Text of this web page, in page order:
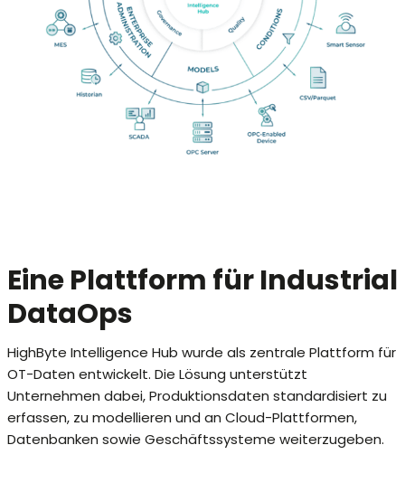
Eine Plattform für Industrial
DataOps
HighByte Intelligence Hub wurde als zentrale Plattform für
OT-Daten entwickelt. Die Lösung unterstützt
Unternehmen dabei, Produktionsdaten standardisiert zu
erfassen, zu modellieren und an Cloud-Plattformen,
Datenbanken sowie Geschäftssysteme weiterzugeben.